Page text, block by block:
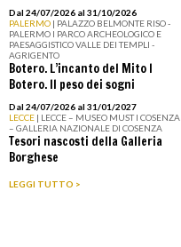
Dal 24/07/2026 al 31/10/2026
PALERMO | PALAZZO BELMONTE RISO -
PALERMO I PARCO ARCHEOLOGICO E
PAESAGGISTICO VALLE DEI TEMPLI -
AGRIGENTO
Botero. L’incanto del Mito I
Botero. Il peso dei sogni
Dal 24/07/2026 al 31/01/2027
LECCE | LECCE – MUSEO MUST I COSENZA
– GALLERIA NAZIONALE DI COSENZA
Tesori nascosti della Galleria
Borghese
LEGGI TUTTO >